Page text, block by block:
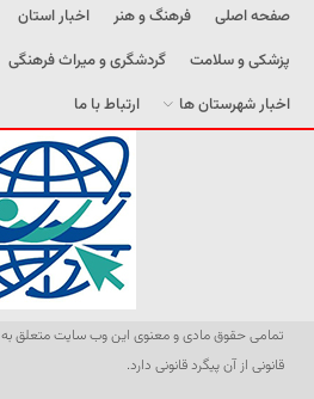
صفحه اصلی فرهنگ و هنر اخبار استان
پزشکی و سلامت
گردشگری و میراث فرهنگی
اخبار شهرستان ها
ارتباط با ما
تمامی حقوق مادی و معنوی این وب سایت متعلق به
قانونی از آن پیگرد قانونی دارد.